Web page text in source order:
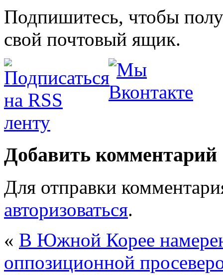
Подпишитесь, чтобы
свой почтовый ящик.
Добавить комментарий
Для отправки
авторизоваться.
« В Южной Корее
оппозиционной